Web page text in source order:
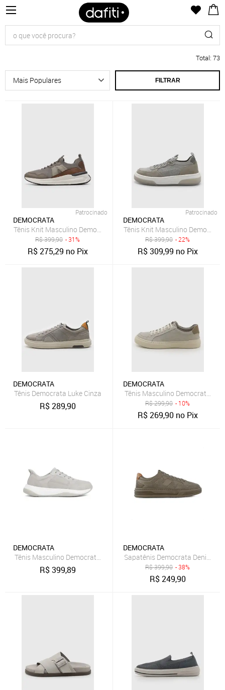
Total: 73
FILTRAR
Patrocinado
DEMOCRATA
Tênis Knit Masculino Democrata Casual Cinza
R$399,90 - 31%
R$275,29 no Pix
Patrocinado
DEMOCRATA
Tênis Knit Masculino
R$399,90 - 22%
R$309,99 no Pix
DEMOCRATA
Tênis Democrata Luke Cinza
R$289,90
DEMOCRATA
Tênis Masculino Democrata Bill
R$299,90 - 10%
R$269,90no Pix
DEMOCRATA
Tênis Masculino Democrata Casual Draft Pulse Couro Confortável
R$399,89
DEMOCRATA
Sapatênis Democrata Denim
R$399,90 - 38%
R$249,90